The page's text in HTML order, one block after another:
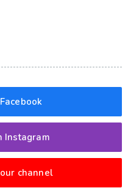
Instagram
channel